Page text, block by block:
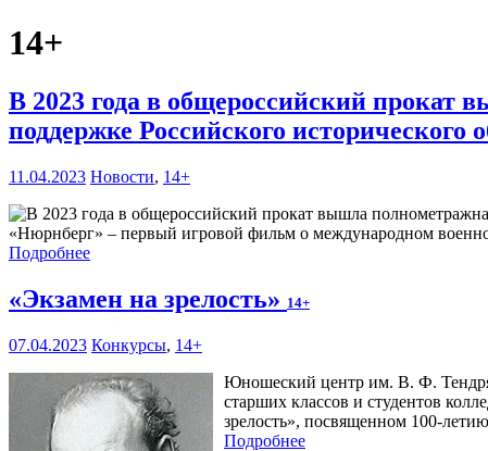
14+
В 2023 года в общероссийский прокат
поддержке Российского исторического
11.04.2023 Новости, 14+
«Нюрнберг» – первый игровой фильм о международном
Подробнее
«Экзамен на зрелость» 14+
07.04.2023 Конкурсы, 14+
Юношеский центр им. В. Ф.
старших классов и студентов
зрелость», посвященном 100-
Подробнее